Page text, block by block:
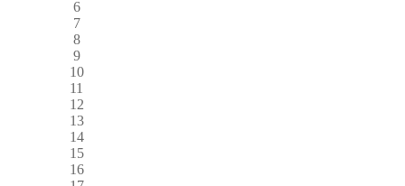
6
7
8
9
10
11
12
13
14
15
16